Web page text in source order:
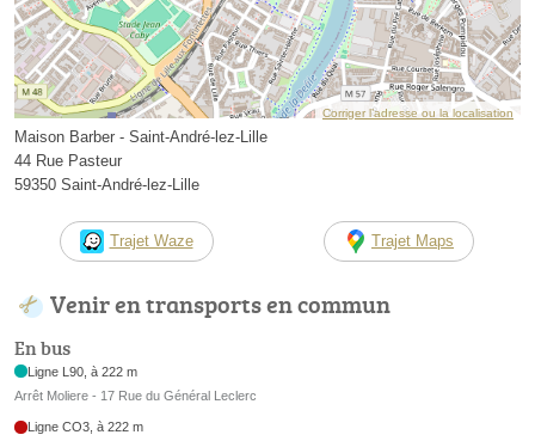
Corriger l’adresse ou la localisation
Maison Barber - Saint-André-lez-Lille
44 Rue Pasteur
59350 Saint-André-lez-Lille
Trajet Waze Trajet Maps
Venir en transports en commun
En bus
Ligne L90, à 222 m
Arrêt Moliere - 17 Rue du Général Leclerc
Ligne CO3, à 222 m